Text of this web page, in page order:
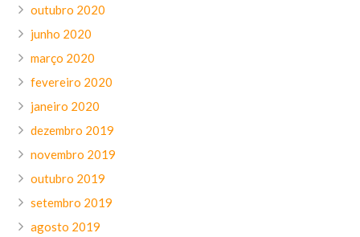
outubro 2020
junho 2020
março 2020
fevereiro 2020
janeiro 2020
dezembro 2019
novembro 2019
outubro 2019
setembro 2019
agosto 2019